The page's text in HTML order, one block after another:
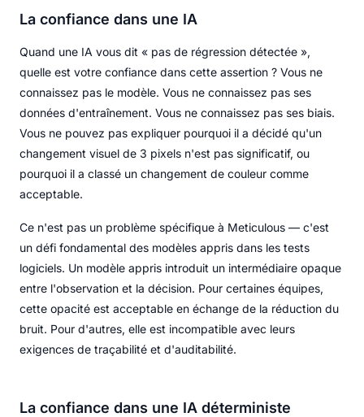
La confiance dans une IA
Quand une IA vous dit « pas de régression détectée »,
quelle est votre confiance dans cette assertion ? Vous ne
connaissez pas le modèle. Vous ne connaissez pas ses
données d'entraînement. Vous ne connaissez pas ses biais.
Vous ne pouvez pas expliquer pourquoi il a décidé qu'un
changement visuel de 3 pixels n'est pas significatif, ou
pourquoi il a classé un changement de couleur comme
acceptable.
Ce n'est pas un problème spécifique à Meticulous — c'est
un défi fondamental des modèles appris dans les tests
logiciels. Un modèle appris introduit un intermédiaire opaque
entre l'observation et la décision. Pour certaines équipes,
cette opacité est acceptable en échange de la réduction du
bruit. Pour d'autres, elle est incompatible avec leurs
exigences de traçabilité et d'auditabilité.
La confiance dans une IA déterministe